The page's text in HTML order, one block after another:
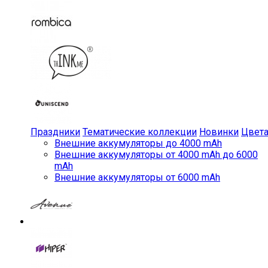
Праздники Тематические коллекции Новинки Цвета
Внешние аккумуляторы до 4000 mAh
Внешние аккумуляторы от 4000 mAh до 6000
mAh
Внешние аккумуляторы от 6000 mAh